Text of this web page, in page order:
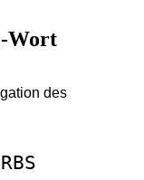
Wort
des